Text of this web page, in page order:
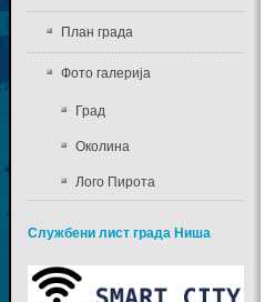
План града
Фото галерија
Град
Околина
Лого Пирота
Службени лист града Ниша